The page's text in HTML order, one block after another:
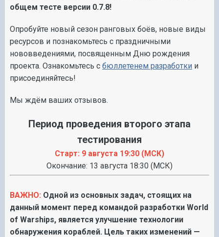
общем тесте версии 0.7.8!
Опробуйте новый сезон ранговых боёв, новые виды
ресурсов и познакомьтесь с праздничными
нововведениями, посвященным Дню рождения
проекта. Ознакомьтесь с бюллетенем разработки и
присоединяйтесь!
Мы ждём ваших отзывов.
Период проведения второго этапа
тестирования
Старт: 9 августа 19:30 (МСК)
Окончание: 13 августа 18:30 (МСК)
ВАЖНО: Одной из основных задач, стоящих на
данный момент перед командой разработки World
of Warships, является улучшение технологии
обнаружения кораблей. Цель таких изменений —